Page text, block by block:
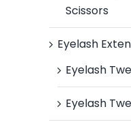
Scissors
Eyelash
Eyelash
Eyelash